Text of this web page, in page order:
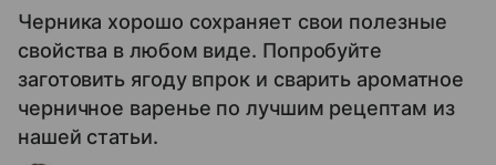
Черника хорошо сохраняет свои полезные
свойства в любом виде. Попробуйте
заготовить ягоду впрок и сварить ароматное
черничное варенье по лучшим рецептам из
нашей статьи.